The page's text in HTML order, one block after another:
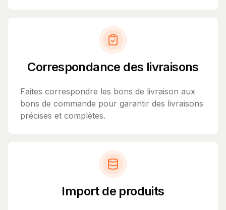
Correspondance des livraisons
Faites correspondre les bons de livraison aux
bons de commande pour garantir des livraisons
précises et complètes.
Import de produits